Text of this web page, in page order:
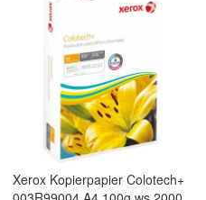
Xerox Kopierpapier Colotech+